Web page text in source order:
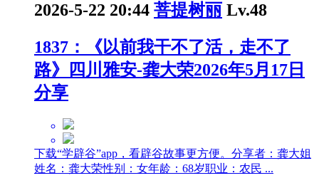
2026-5-22 20:44 菩提树丽 Lv.48
1837：《以前我干不了活，走不了
路》四川雅安-龚大荣2026年5月17日
分享
下载“学辟谷”app，看辟谷故事更方便。分享者：龚大姐
姓名：龚大荣性别：女年龄：68岁职业：农民 ...